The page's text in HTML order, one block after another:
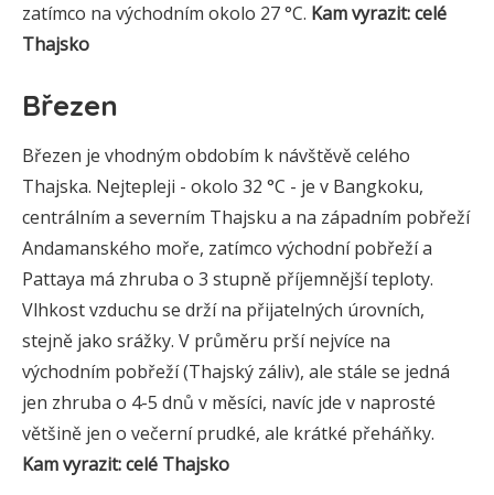
zatímco na východním okolo 27 °C. Kam vyrazit: celé
Thajsko
Březen
Březen je vhodným obdobím k návštěvě celého
Thajska. Nejtepleji - okolo 32 °C - je v Bangkoku,
centrálním a severním Thajsku a na západním pobřeží
Andamanského moře, zatímco východní pobřeží a
Pattaya má zhruba o 3 stupně příjemnější teploty.
Vlhkost vzduchu se drží na přijatelných úrovních,
stejně jako srážky. V průměru prší nejvíce na
východním pobřeží (Thajský záliv), ale stále se jedná
jen zhruba o 4-5 dnů v měsíci, navíc jde v naprosté
většině jen o večerní prudké, ale krátké přeháňky.
Kam vyrazit: celé Thajsko